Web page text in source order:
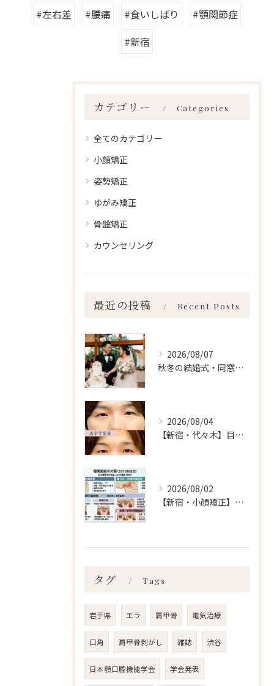
#左右差
#腰痛 #食いしばり
#顎関節症
#新宿
カテゴリー Categories
全てのカテゴリー
小顔矯正
姿勢矯正
ゆがみ矯正
骨盤矯正
カウンセリング
最近の投稿 Recent Posts
2026/08/07
秋冬の結婚式・同窓会に間に合わせるなら「今」始めるべき理由 ailes式 before・after 新宿・食いしばり・骨盤矯正・小顔矯正・顎関節症・顔の左右差ならailesシンメトリー矯正院
2026/08/04
【新宿・代々木】目の左右差ailes式 before・after 新宿・食いしばり・骨盤矯正・小顔矯正・顎関節症・顔の左右差ならailesシンメトリー矯正院
2026/08/02
【新宿・小顔矯正】顎関節症の分類、あなたはいくつ言えますか？ailes式 before・after 新宿・食いしばり・骨盤矯正・小顔矯正・顎関節症・顔の左右差ならailesシンメトリー矯正院
タグ Tags
岩手県 エラ 肩甲骨 電気治療
口角 肩甲骨剥がし 雑誌 渋谷
日本顎口腔機能学会 学会発表